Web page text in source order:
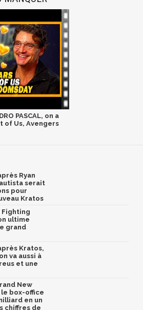
PASCAL, on a
of Us, Avengers
Ryan
serait
pour
Kratos
Fighting
ultime
grand
Kratos,
va aussi à
et une
New
le box-office
en un
chiffres de